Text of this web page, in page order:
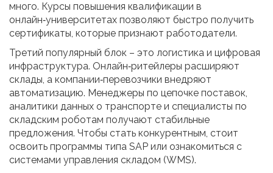
много. Курсы повышения квалификации в
онлайн‑университетах позволяют быстро получить
сертификаты, которые признают работодатели.
Третий популярный блок – это логистика и цифровая
инфраструктура. Онлайн‑ритейлеры расширяют
склады, а компании‑перевозчики внедряют
автоматизацию. Менеджеры по цепочке поставок,
аналитики данных о транспорте и специалисты по
складским роботам получают стабильные
предложения. Чтобы стать конкурентным, стоит
освоить программы типа SAP или ознакомиться с
системами управления складом (WMS).